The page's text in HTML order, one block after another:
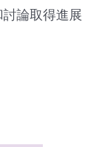
論取得進展